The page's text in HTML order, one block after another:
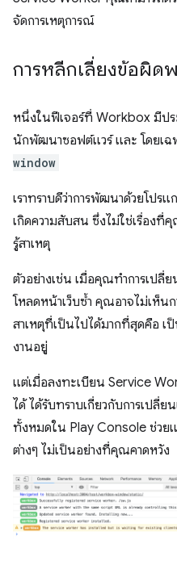
จัดการเหตุการณ์
การหลีกเลี่ยงข้อผิ
หนึ่งในฟีเจอร์ที่ Workbox มีป
นักพัฒนาซอฟต์แวร์ และ โดยเฉ
window
เราทราบดีว่าการพัฒนาด้วยโปร
เกิดความสับสน ซึ่งไม่ใช่เรื่องที่
รู้สาเหตุ
ตัวอย่างเช่น เมื่อคุณทำการเป
โหลดหน้าเว็บซ้ำ คุณอาจไม่เห็น
สาเหตุที่เป็นไปได้มากที่สุดคือ เ
งานอยู่
แต่เมื่อลงทะเบียน Service
ได้ ได้รับทราบเกี่ยวกับการเปลี่ย
ทั้งหมดใน Play Console ช่วย
ต่างๆ ไม่เป็นอย่างที่คุณคาดหวัง